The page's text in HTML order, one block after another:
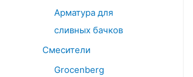
Арматура для
сливных бачков
Смесители
Grocenberg